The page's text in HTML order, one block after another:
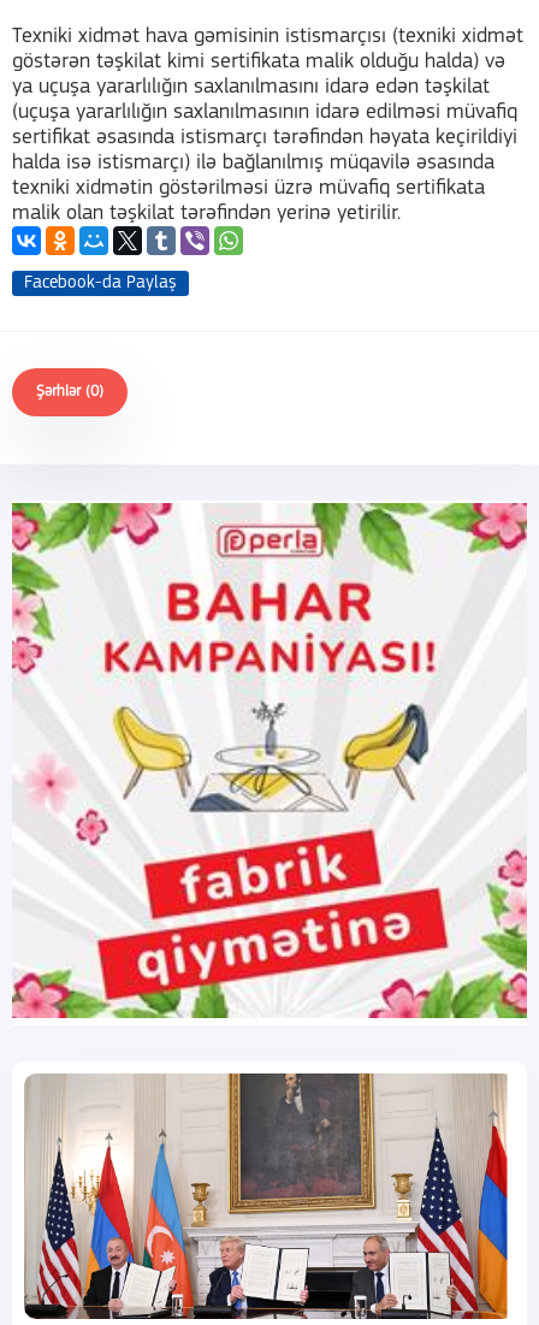
Texniki xidmət hava gəmisinin istismarçısı (texniki xidmət
göstərən təşkilat kimi sertifikata malik olduğu halda) və
ya uçuşa yararlılığın saxlanılmasını idarə edən təşkilat
(uçuşa yararlılığın saxlanılmasının idarə edilməsi müvafiq
sertifikat əsasında istismarçı tərəfindən həyata keçirildiyi
halda isə istismarçı) ilə bağlanılmış müqavilə əsasında
texniki xidmətin göstərilməsi üzrə müvafiq sertifikata
malik olan təşkilat tərəfindən yerinə yetirilir.
Facebook-da Paylaş
Şərhlər (0)